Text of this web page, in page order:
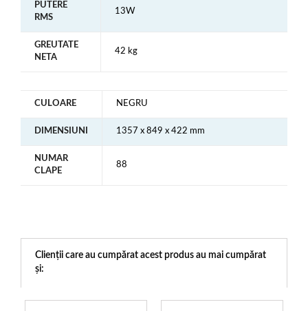
PUTERE
RMS
13W
GREUTATE
NETA
42 kg
CULOARE NEGRU
DIMENSIUNI 1357 x 849 x 422 mm
NUMAR
CLAPE
88
Clienții care au cumpărat acest produs au mai cumpărat
și: